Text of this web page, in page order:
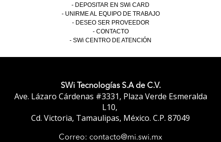
DEPOSITAR EN SWi CARD
UNIRME AL EQUIPO DE TRABAJO
DESEO SER PROVEEDOR
CONTACTO
SWi CENTRO DE ATENCIÓN
SWi Tecnologías S.A de C.V.
Ave. Lázaro Cárdenas #3331, Plaza Verde Esmeralda
L10,
Cd. Victoria, Tamaulipas, México. C.P. 87049
Correo: contacto@mi.swi.mx